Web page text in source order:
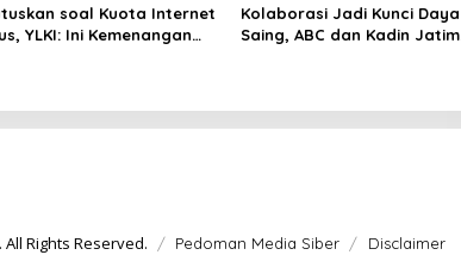
soal Kuota Internet
YLKI: Ini Kemenangan
Kolaborasi Jadi Kunci Daya
Saing, ABC dan Kadin Jatim
Rights Reserved. Pedoman Media Siber Disclaimer